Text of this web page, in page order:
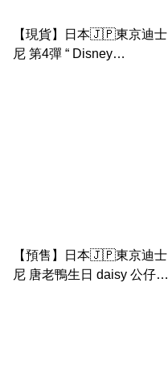
【現貨】日本🇯🇵東京迪士
尼 第4彈 “ Disney
【預售】日本🇯🇵東京迪士
尼 唐老鴨生日 daisy 公仔匙